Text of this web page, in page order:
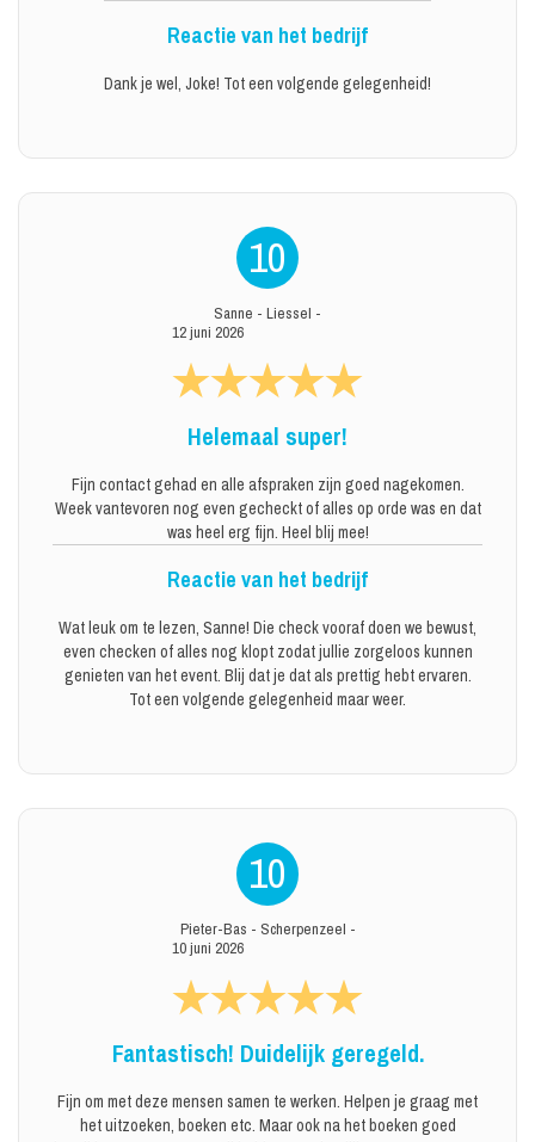
Reactie van het bedrijf
Dank je wel, Joke! Tot een volgende gelegenheid!
10
Sanne - Liessel -
12 juni 2026
Helemaal super!
Fijn contact gehad en alle afspraken zijn goed nagekomen.
Week vantevoren nog even gecheckt of alles op orde was en dat
was heel erg fijn. Heel blij mee!
Reactie van het bedrijf
Wat leuk om te lezen, Sanne! Die check vooraf doen we bewust,
even checken of alles nog klopt zodat jullie zorgeloos kunnen
genieten van het event. Blij dat je dat als prettig hebt ervaren.
Tot een volgende gelegenheid maar weer.
10
Pieter-Bas - Scherpenzeel -
10 juni 2026
Fantastisch! Duidelijk geregeld.
Fijn om met deze mensen samen te werken. Helpen je graag met
het uitzoeken, boeken etc. Maar ook na het boeken goed